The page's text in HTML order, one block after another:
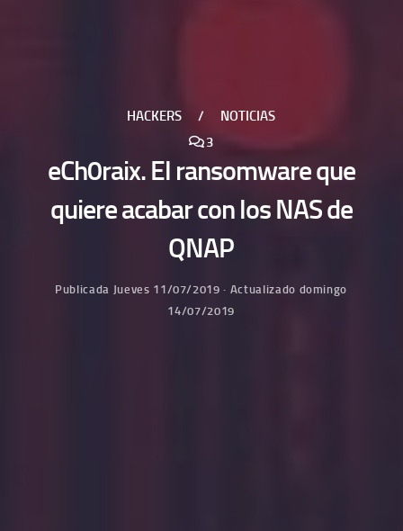
HACKERS /
NOTICIAS
3
eCh0raix. El ransomware que
quiere acabar con los NAS de
QNAP
Publicada Jueves 11/07/2019 · Actualizado domingo
14/07/2019